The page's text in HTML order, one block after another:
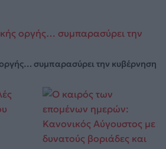
συμπαρασύρει την κυβέρνηση